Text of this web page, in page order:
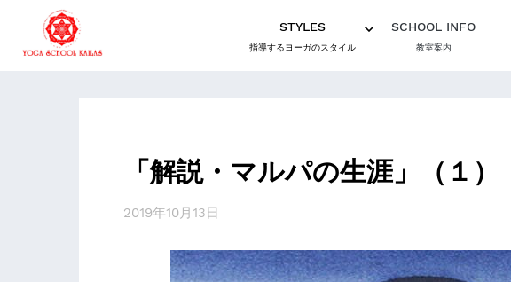
STYLES
指導するヨーガのスタイル
SCHOOL INFO
教室案内
「解説・マルパの生涯」（１）
2019年10月13日